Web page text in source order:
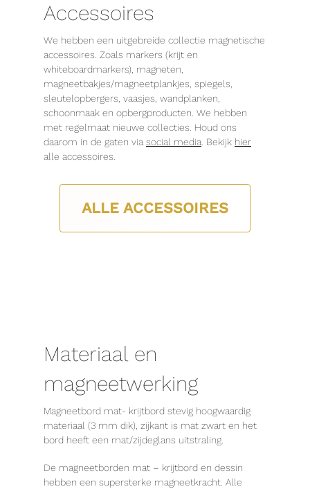
Accessoires
We hebben een uitgebreide collectie magnetische
accessoires. Zoals markers (krijt en
whiteboardmarkers), magneten,
magneetbakjes/magneetplankjes, spiegels,
sleutelopbergers, vaasjes, wandplanken,
schoonmaak en opbergproducten. We hebben
met regelmaat nieuwe collecties. Houd ons
daarom in de gaten via social media . Bekijk hier
alle accessoires.
ALLE ACCESSOIRES
Materiaal en
magneetwerking
Magneetbord mat- krijtbord stevig hoogwaardig
materiaal (3 mm dik), zijkant is mat zwart en het
bord heeft een mat/zijdeglans uitstraling.
De magneetborden mat – krijtbord en dessin
hebben een supersterke magneetkracht. Alle